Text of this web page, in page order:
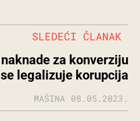
za konverziju
legalizuje korupcija
SLEDEĆI ČLANAK
MAŠINA 08.05.2023.